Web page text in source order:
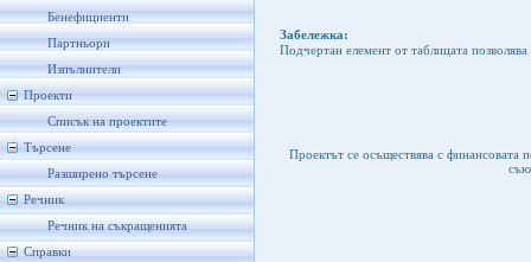
Бенефициенти
Партньори
Изпълнители
Проекти
Списък на проектите
Търсене
Разширено търсене
Речник
Речник на съкращенията
Справки
Забележка:
Подчертан елемент от таблицата
Проектът се осъществява с финансовата